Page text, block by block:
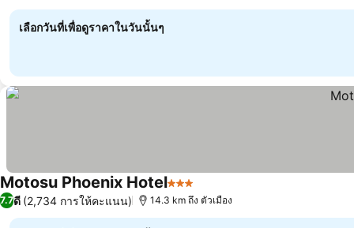
เลือกวันที่เพื่อดูราคาในวันนั้นๆ
Motosu Phoenix Hotel3 ดาว
7.7ดี (2,734 การให้คะแนน) 14.3 km ถึง ตัวเมือง